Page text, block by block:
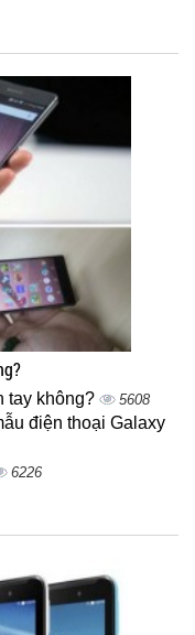
tay không? 5608
điện thoại Galaxy
6226